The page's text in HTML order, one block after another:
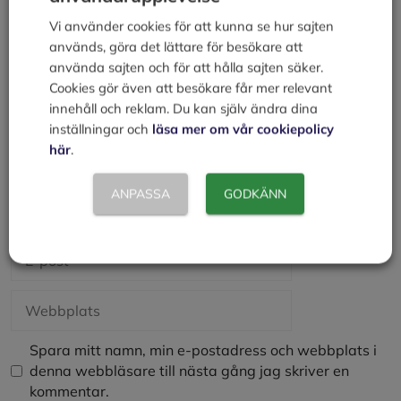
post
Spara mitt namn, min e-postadress och webbplats i
denna webbläsare till nästa gång jag skriver en
kommentar.
Vi använder cookies för att kunna se hur sajten
används, göra det lättare för besökare att
använda sajten och för att hålla sajten säker.
Cookies gör även att besökare får mer relevant
innehåll och reklam. Du kan själv ändra dina
inställningar och läsa mer om vår cookiepolicy
här.
ANPASSA GODKÄNN